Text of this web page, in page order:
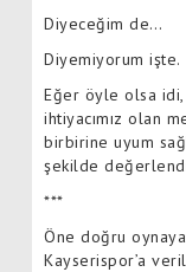
Diyeceğim de…
Diyemiyorum işte.
Eğer öyle olsa
ihtiyacımız olan
birbirine uyum
şekilde
***
Öne doğru
Kayserispor’a